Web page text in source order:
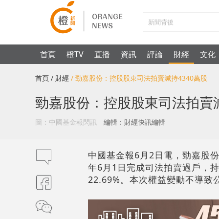
首頁 橙TV 直播 資訊 評論 財經 文化
首頁 / 財經 / 勁嘉股份：控股股東司法拍賣減持4340萬股
勁嘉股份：控股股東司法拍
圖：中國基金報閃訊 編輯：財經快訊編輯
中國基金報6月2日電，勁嘉股
年6月1日完成司法拍賣過戶，
22.69%。本次權益變動不導致